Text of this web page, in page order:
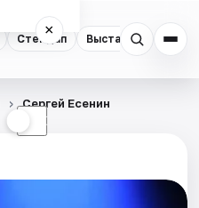
Стендап Выставки
×
☾
Сергей Есенин